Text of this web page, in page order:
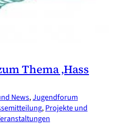
Thema ‚Hass
News, Jugendforum
, Projekte und